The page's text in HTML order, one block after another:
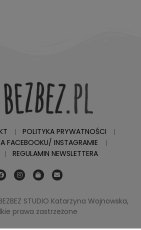
POLITYKA PRYWATNOŚCI
FACEBOOKU/ INSTAGRAMIE
REGULAMIN NEWSLETTERA
STUDIO Katarzyna Wojnowska,
prawa zastrzeżone